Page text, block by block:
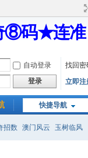
⑧码★连准
自动登录
找回密
登录 立即注
快捷导航
招数 澳门风云 玉树临风